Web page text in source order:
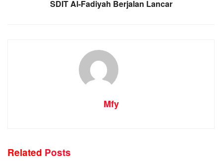
SDIT Al-Fadiyah Berjalan Lancar
Mfy
Related Posts